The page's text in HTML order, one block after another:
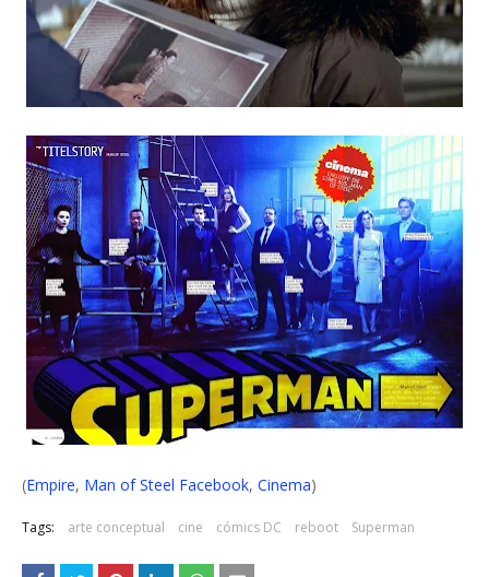
(Empire, Man of Steel Facebook, Cinema)
Tags: arte conceptual cine cómics DC reboot Superman